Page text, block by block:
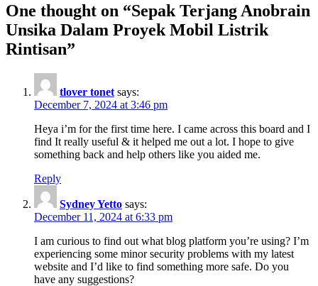
One thought on “Sepak Terjang Anobrain
Unsika Dalam Proyek Mobil Listrik
Rintisan”
tlover tonet says:
December 7, 2024 at 3:46 pm
Heya i’m for the first time here. I came across this board and I
find It really useful & it helped me out a lot. I hope to give
something back and help others like you aided me.
Reply
Sydney Yetto says:
December 11, 2024 at 6:33 pm
I am curious to find out what blog platform you’re using? I’m
experiencing some minor security problems with my latest
website and I’d like to find something more safe. Do you
have any suggestions?